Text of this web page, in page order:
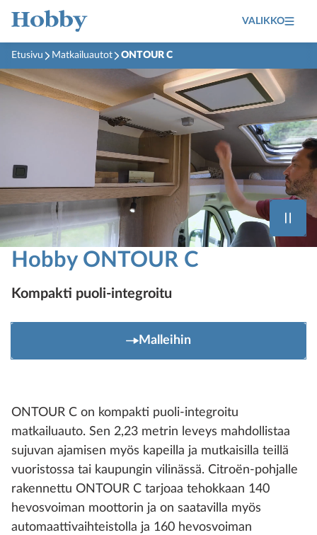
VALIKKO
Etusivu Matkailuautot ONTOUR C
Hobby ONTOUR C
Kompakti puoli-integroitu
Malleihin
ONTOUR C on kompakti puoli-integroitu
matkailuauto. Sen 2,23 metrin leveys mahdollistaa
sujuvan ajamisen myös kapeilla ja mutkaisilla teillä
vuoristossa tai kaupungin vilinässä. Citroën-pohjalle
rakennettu ONTOUR C tarjoaa tehokkaan 140
hevosvoiman moottorin ja on saatavilla myös
automaattivaihteistolla ja 160 hevosvoiman